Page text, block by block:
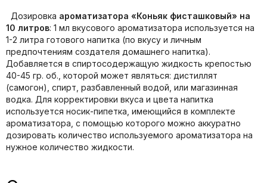
Дозировка ароматизатора «Коньяк фисташковый» на
10 литров: 1 мл вкусового ароматизатора используется на
1-2 литра готового напитка (по вкусу и личным
предпочтениям создателя домашнего напитка).
Добавляется в спиртосодержащую жидкость крепостью
40-45 гр. об., которой может являться: дистиллят
(самогон), спирт, разбавленный водой, или магазинная
водка. Для корректировки вкуса и цвета напитка
используется носик-пипетка, имеющийся в комплекте
ароматизатора, с помощью которого можно аккуратно
дозировать количество используемого ароматизатора на
нужное количество жидкости.